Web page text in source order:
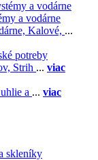
a vodárne
Kalové, ...
potreby
Strih ... viac
a ... viac
skleníky